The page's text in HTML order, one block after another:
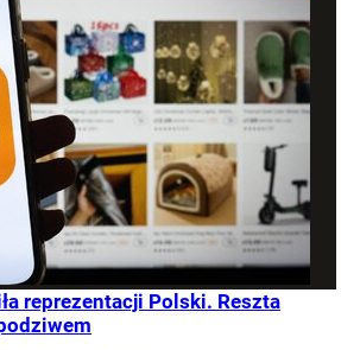
reprezentacji Polski. Reszta